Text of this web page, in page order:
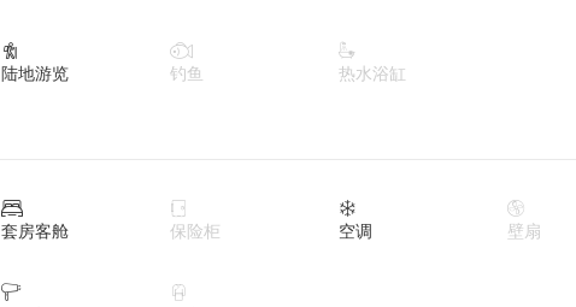

陆地游览

钓鱼

热水浴缸

套房客舱

保险柜

空调

壁扇
 